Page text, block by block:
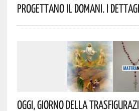
Progettano Il Domani. I
Oggi, Giorno Della